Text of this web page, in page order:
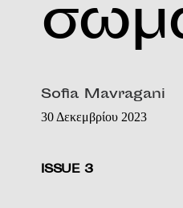
Sofia Mavragani
30 Δεκεμβρίου 2023
ISSUE 3